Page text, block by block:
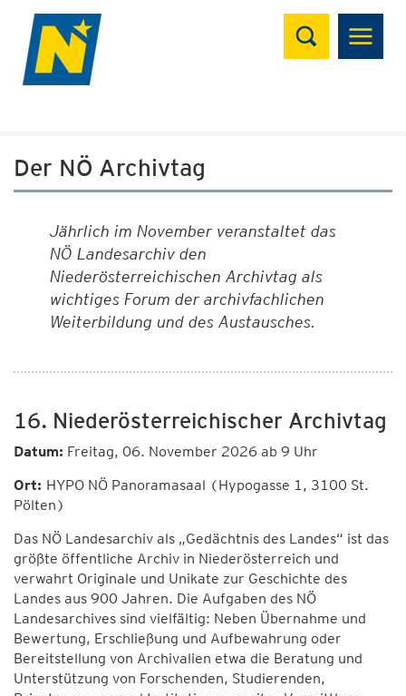
Suchen
Der NÖ Archivtag
Jährlich im November veranstaltet das
NÖ Landesarchiv den
Niederösterreichischen Archivtag als
wichtiges Forum der archivfachlichen
Weiterbildung und des Austausches.
16. Niederösterreichischer Archivtag
Datum: Freitag, 06. November 2026 ab 9 Uhr
Ort: HYPO NÖ Panoramasaal (Hypogasse 1, 3100 St.
Pölten)
Das NÖ Landesarchiv als „Gedächtnis des Landes“ ist das
größte öffentliche Archiv in Niederösterreich und
verwahrt Originale und Unikate zur Geschichte des
Landes aus 900 Jahren. Die Aufgaben des NÖ
Landesarchives sind vielfältig: Neben Übernahme und
Bewertung, Erschließung und Aufbewahrung oder
Bereitstellung von Archivalien etwa die Beratung und
Unterstützung von Forschenden, Studierenden,